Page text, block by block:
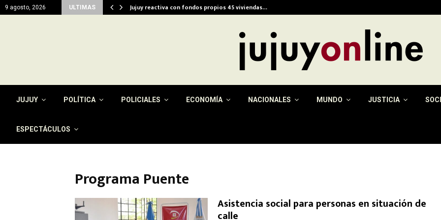
9 agosto, 2026 ULTIMAS Jujuy reactiva con fondos propios 45 viviendas…
JUJUY POLÍTICA POLICIALES ECONOMÍA NACIONALES MUNDO JUSTICIA
ESPECTÁCULOS
Programa Puente
Asistencia social para personas en situación de
calle